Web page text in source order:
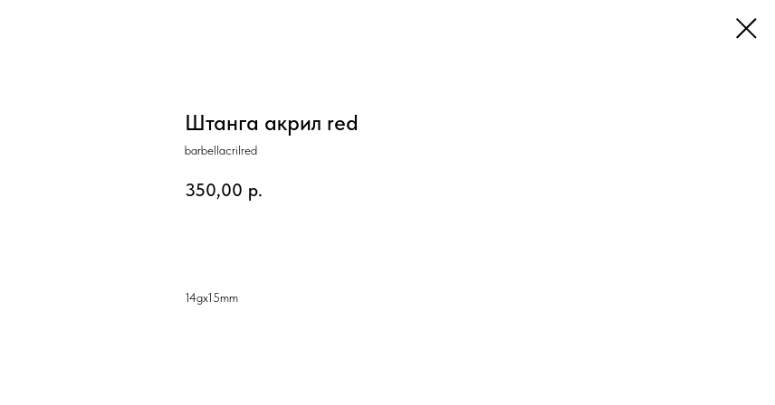
Штанга акрил red
barbellacrilred
350,00 р.
14gx15mm